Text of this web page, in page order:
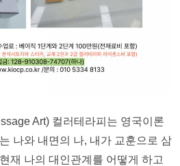
Art) 컬러테라피는 영국이론
나와 내면의 나, 내가 교훈으로 삼
재 나의 대인관계를 어떻게 하고